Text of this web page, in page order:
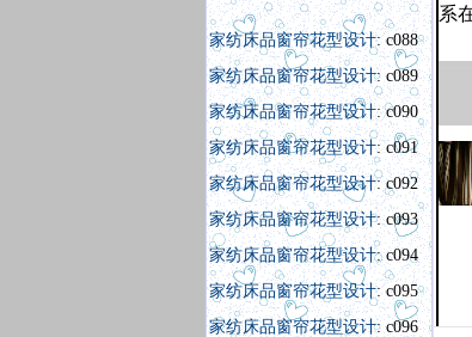
家纺床品窗帘花型设计: c088
家纺床品窗帘花型设计: c089
家纺床品窗帘花型设计: c090
家纺床品窗帘花型设计: c091
家纺床品窗帘花型设计: c092
家纺床品窗帘花型设计: c093
家纺床品窗帘花型设计: c094
家纺床品窗帘花型设计: c095
家纺床品窗帘花型设计: c096
系